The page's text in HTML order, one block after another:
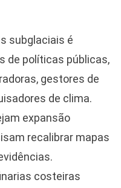
subglaciais é
de políticas públicas,
gestores de
de clima.
expansão
recalibrar mapas
costeiras